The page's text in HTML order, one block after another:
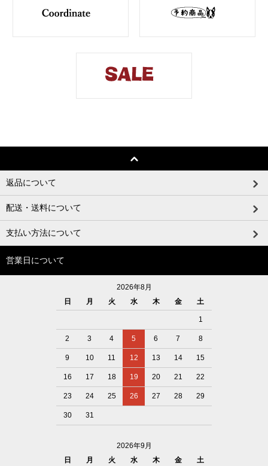
返品について
配送・送料について
支払い方法について
営業日について
2026年8月
日
月 火 水 木 金 土
1
2 3 4 5 6 7 8
9 10 11 12 13 14 15
16 17 18 19 20 21 22
23 24 25 26 27 28 29
30 31
2026年9月
日
月 火 水 木 金 土